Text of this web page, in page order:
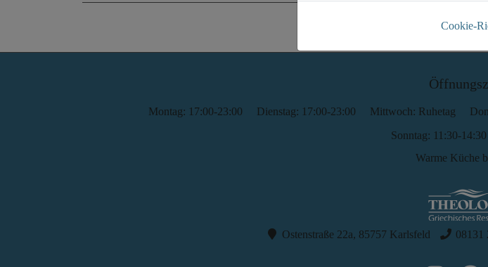
Montag: 17:00-23:00 Dienstag: 17:00-23:00 Mittwoch: Ruhetag
Sonntag: 11:30-
Warme Küche
Ostenstraße 22a, 85757 Karlsfeld 08131
Cookie-